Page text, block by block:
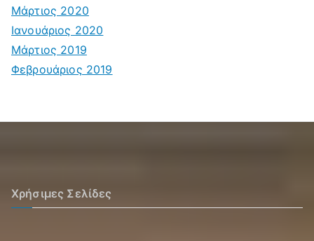
Μάρτιος 2020
Ιανουάριος 2020
Μάρτιος 2019
Φεβρουάριος 2019
Χρήσιμες Σελίδες